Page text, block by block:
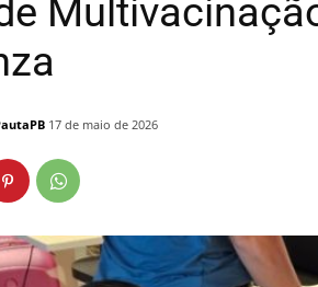
17 de maio de 2026